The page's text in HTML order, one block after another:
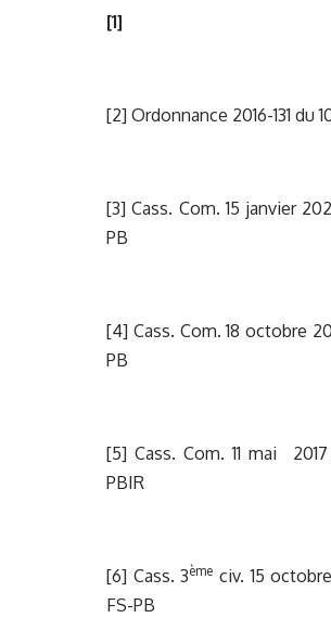
[1]
[2] Ordonnance 2016-131 du
[3] Cass. Com. 15 janvier
PB
[4] Cass. Com. 18 octobre
PB
[5] Cass. Com. 11 mai
PBIR
[6] Cass. 3ème civ. 15 octobre
FS-PB